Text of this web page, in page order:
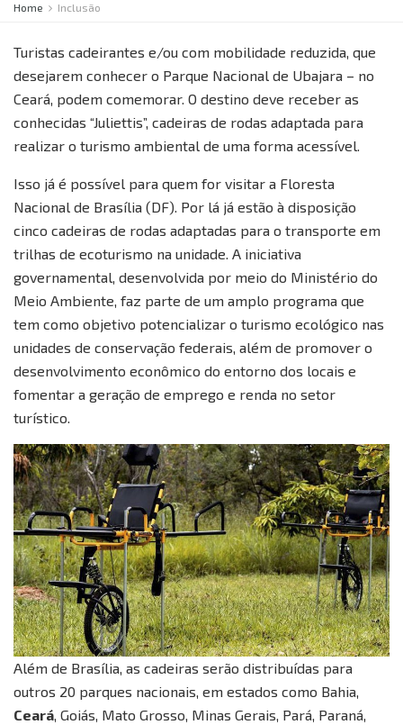
Home Inclusão
Turistas cadeirantes e/ou com mobilidade reduzida, que
desejarem conhecer o Parque Nacional de Ubajara – no
Ceará, podem comemorar. O destino deve receber as
conhecidas “Juliettis”, cadeiras de rodas adaptada para
realizar o turismo ambiental de uma forma acessível.
Isso já é possível para quem for visitar a Floresta
Nacional de Brasília (DF). Por lá já estão à disposição
cinco cadeiras de rodas adaptadas para o transporte em
trilhas de ecoturismo na unidade. A iniciativa
governamental, desenvolvida por meio do Ministério do
Meio Ambiente, faz parte de um amplo programa que
tem como objetivo potencializar o turismo ecológico nas
unidades de conservação federais, além de promover o
desenvolvimento econômico do entorno dos locais e
fomentar a geração de emprego e renda no setor
turístico.
Além de Brasília, as cadeiras serão distribuídas para
outros 20 parques nacionais, em estados como Bahia,
Ceará, Goiás, Mato Grosso, Minas Gerais, Pará, Paraná,